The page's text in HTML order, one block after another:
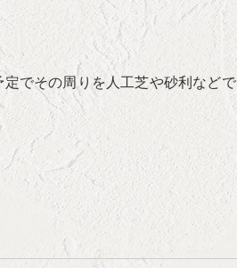
でその周りを人工芝や砂利などで